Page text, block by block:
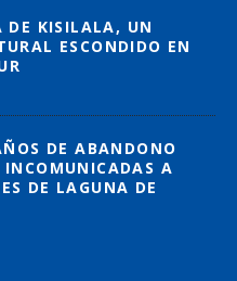
DE KISILALA, UN
ESCONDIDO EN
DE ABANDONO
A
DE LAGUNA DE